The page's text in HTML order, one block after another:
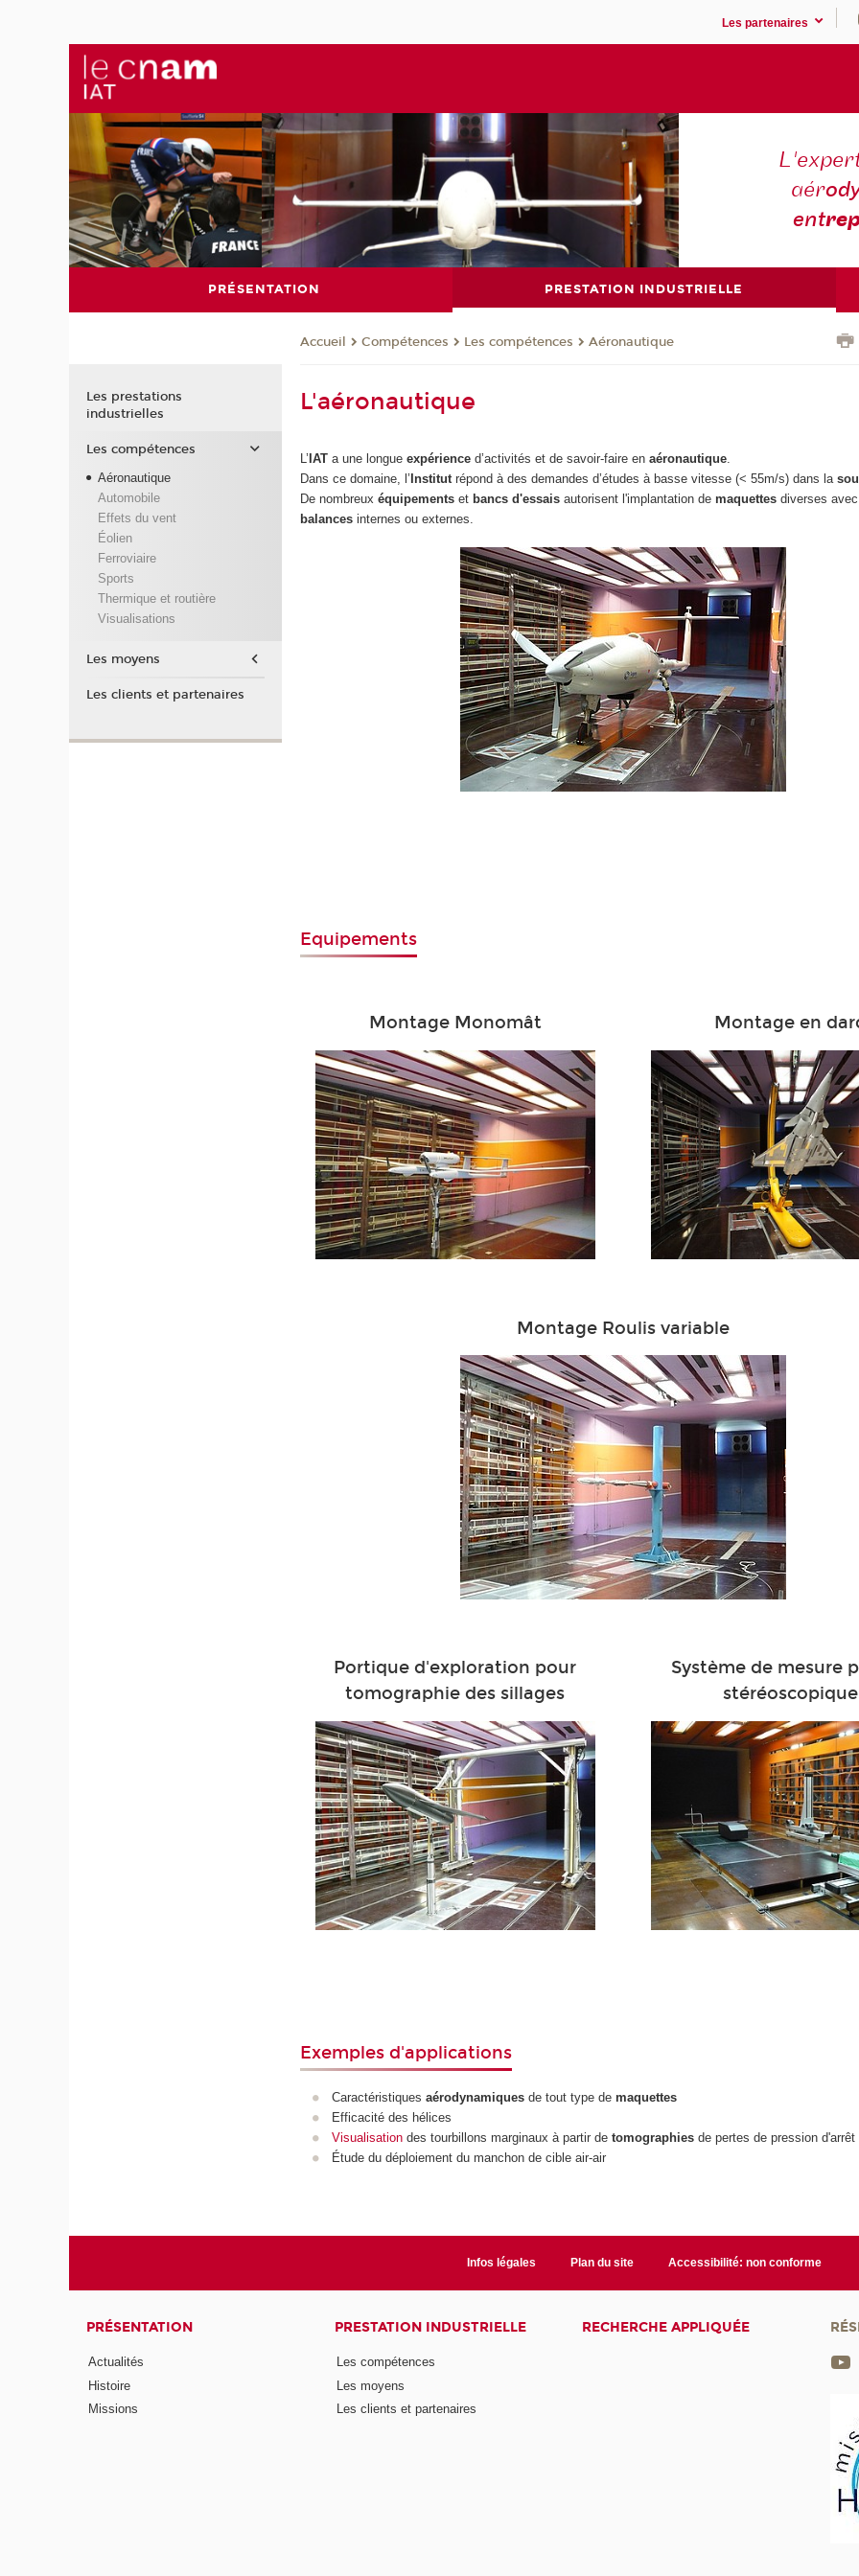
Les partenaires
aér
ent
PRÉSENTATION PRESTATION INDUSTRIELLE
Accueil Compétences Les compétences Aéronautique
L'aéronautique
L’ IAT a une longueexpérience d’activités et de savoir-faire enaéronautique
Dans ce domaine, l’ Institut répond à des demandes d’études à basse vitesse (< 55m/s) dans la
De nombreuxéquipements et bancs d'essais autorisent l'implantation demaquettesdiverses
balances internes ou externes.
Equipements
Montage Monomât Montage en
Montage Roulis variable
Portique d'exploration pour
tomographie des sillages
Système de mesure
stéréoscopique
Exemples d'applications
Caractéristiques aérodynamiquesde tout type de maquettes
Efficacité des hélices
Visualisationdes tourbillons marginaux à partir de tomographiesde pertes de pression d'arrêt
Étude du déploiement du manchon de cible air-air
Les prestations
industrielles
Les compétences
Aéronautique
Automobile
Effets du vent
Éolien
Ferroviaire
Sports
Thermique et routière
Visualisations
Les moyens
Les clients et partenaires
Infos légales Plan du site Accessibilité: non conforme
PRÉSENTATION
Actualités
Histoire
Missions
PRESTATION INDUSTRIELLE
Les compétences
Les moyens
Les clients et partenaires
RECHERCHE APPLIQUÉE